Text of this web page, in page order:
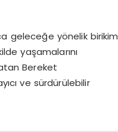
geleceğe yönelik birikim
yaşamalarını
Bereket
ve sürdürülebilir